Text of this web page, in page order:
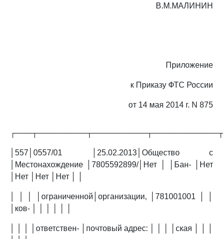
В.М.МАЛИНИН
Приложение
к Приказу ФТС России
от 14 мая 2014 г. N 875
│557│0557/01 │25.02.2013│Общество с
│Местонахождение │7805592899/│Нет │ │Бан- │Нет
│Нет │Нет │Нет │ │
│ │ │ │ограниченной│организации, │781001001 │ │
│ков- │ │ │ │ │ │
│ │ │ │ответствен- │почтовый адрес: │ │ │ │ская │ │ │